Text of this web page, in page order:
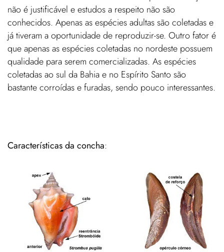
não é justificável e estudos a respeito não são
conhecidos. Apenas as espécies adultas são coletadas e
já tiveram a oportunidade de reproduzir-se. Outro fator é
que apenas as espécies coletadas no nordeste possuem
qualidade para serem comercializadas. As espécies
coletadas ao sul da Bahia e no Espírito Santo são
bastante corroídas e furadas, sendo pouco interessantes.
Características da concha: